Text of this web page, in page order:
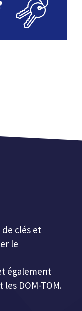
de clés et
le
également
DOM-TOM.